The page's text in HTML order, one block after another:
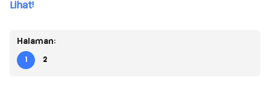
Lihat!
Halaman:
1 2